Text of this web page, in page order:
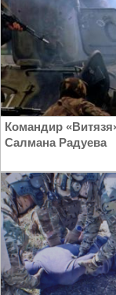
Командир
Салмана Радуева